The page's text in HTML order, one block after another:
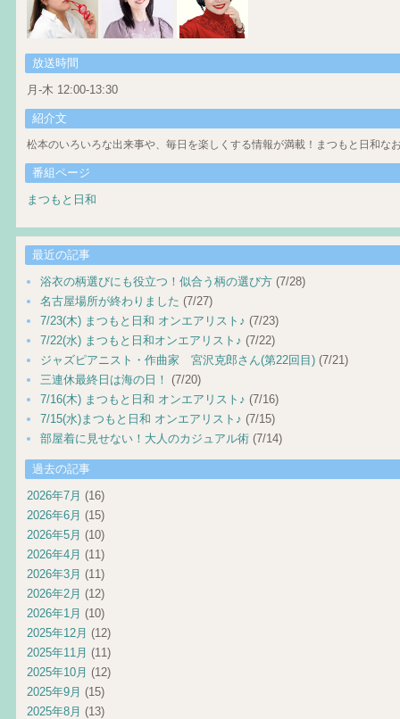
放送時間
月-木 12:00-13:30
紹介文
松本のいろいろな出来事や、毎日を楽しくする情報が満載！まつもと日和な
番組ページ
まつもと日和
最近の記事
浴衣の柄選びにも役立つ！似合う柄の選び方 (7/28)
名古屋場所が終わりました (7/27)
7/23(木) まつもと日和 オンエアリスト♪ (7/23)
7/22(水) まつもと日和オンエアリスト♪ (7/22)
ジャズピアニスト・作曲家 宮沢克郎さん(第22回目) (7/21)
三連休最終日は海の日！ (7/20)
7/16(木) まつもと日和 オンエアリスト♪ (7/16)
7/15(水)まつもと日和 オンエアリスト♪ (7/15)
部屋着に見せない！大人のカジュアル術 (7/14)
過去の記事
2026年7月 (16)
2026年6月 (15)
2026年5月 (10)
2026年4月 (11)
2026年3月 (11)
2026年2月 (12)
2026年1月 (10)
2025年12月 (12)
2025年11月 (11)
2025年10月 (12)
2025年9月 (15)
2025年8月 (13)